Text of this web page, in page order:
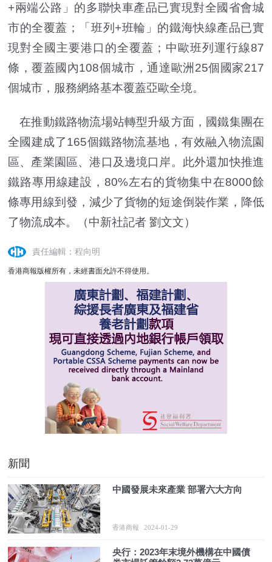
+兩端公路」的多聯快車產品已實現對全國省會城
市的全覆蓋；「班列+班輪」的鐵海快線產品已實
現對全國主要港口的全覆蓋；中歐班列運行線87
條，覆蓋國內108個城市，通達歐洲25個國家217
個城市，服務網絡基本覆蓋亞歐全境。
在推動鐵路物流場站轉型升級方面，國鐵集團在
全國建成了165個鐵路物流基地，有效融入物流園
區、產業園區、港口及邊境口岸。此外還加快推進
鐵路專用線建設，80%左右的貨物集中在8000餘
條專用線到發，減少了貨物的短途倒裝作業，降低
了物流成本。（中新社記者 劉文文）
責任編輯：程向明
香港商報版權所有，未經書面允許不得使用。
新聞
中國發展未來產業 部署六大方向
香港商報 2024-01-29
央行：2023年末境外機構在中國債